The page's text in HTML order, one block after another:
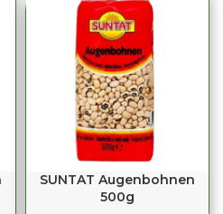
SUNTAT Augenbohnen
500g